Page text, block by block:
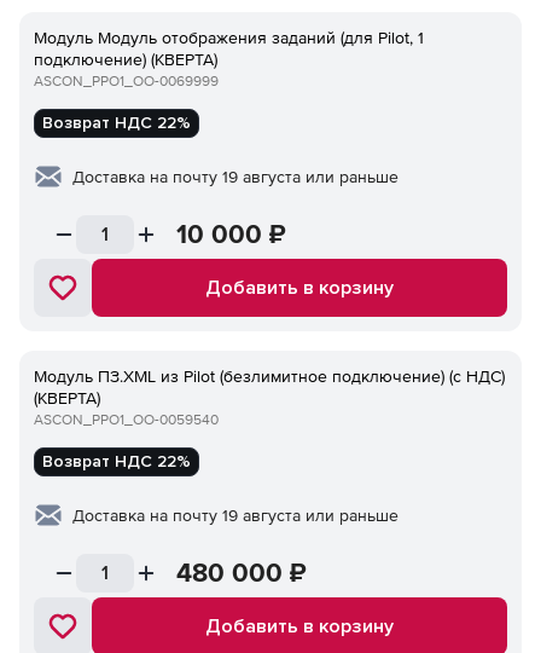
Модуль Модуль отображения заданий (для Pilot, 1
подключение) (КВЕРТА)
ASCON_PPO1_ОО-0069999
Возврат НДС 22%
Доставка на почту 19 августа или раньше
10 000 ₽
Добавить в корзину
Модуль ПЗ.XML из Pilot (безлимитное подключение) (с НДС)
(КВЕРТА)
ASCON_PPO1_ОО-0059540
Возврат НДС 22%
Доставка на почту 19 августа или раньше
480 000 ₽
Добавить в корзину